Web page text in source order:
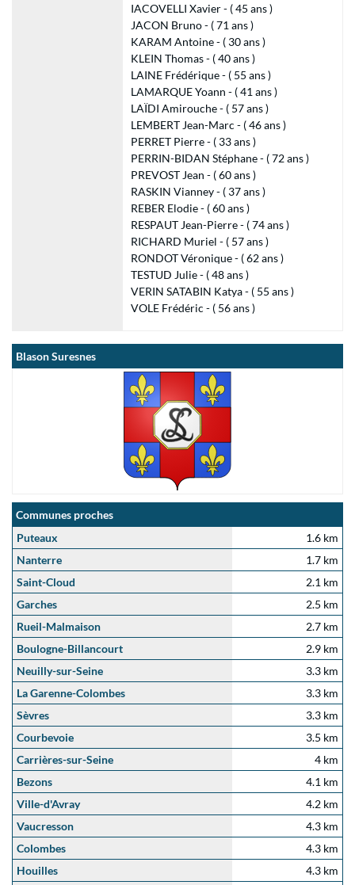
IACOVELLI Xavier - ( 45 ans )
JACON Bruno - ( 71 ans )
KARAM Antoine - ( 30 ans )
KLEIN Thomas - ( 40 ans )
LAINE Frédérique - ( 55 ans )
LAMARQUE Yoann - ( 41 ans )
LAÏDI Amirouche - ( 57 ans )
LEMBERT Jean-Marc - ( 46 ans )
PERRET Pierre - ( 33 ans )
PERRIN-BIDAN Stéphane - ( 72 ans )
PREVOST Jean - ( 60 ans )
RASKIN Vianney - ( 37 ans )
REBER Elodie - ( 60 ans )
RESPAUT Jean-Pierre - ( 74 ans )
RICHARD Muriel - ( 57 ans )
RONDOT Véronique - ( 62 ans )
TESTUD Julie - ( 48 ans )
VERIN SATABIN Katya - ( 55 ans )
VOLE Frédéric - ( 56 ans )
Blason Suresnes
Communes proches
Puteaux
1.6 km
Nanterre
1.7 km
Saint-Cloud
2.1 km
Garches
2.5 km
Rueil-Malmaison
2.7 km
Boulogne-Billancourt
2.9 km
Neuilly-sur-Seine
3.3 km
La Garenne-Colombes
3.3 km
Sèvres
3.3 km
Courbevoie
3.5 km
Carrières-sur-Seine
4 km
Bezons
4.1 km
Ville-d'Avray
4.2 km
Vaucresson
4.3 km
Colombes
4.3 km
Houilles
4.3 km